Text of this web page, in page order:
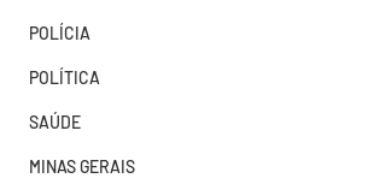
POLÍCIA
POLÍTICA
SAÚDE
MINAS GERAIS